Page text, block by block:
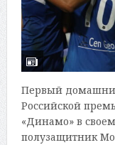
Первый
Российской
«Динамо» в
полузащитник